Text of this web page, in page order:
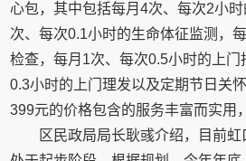
心包，其中包括每月4次、每次2小
次、每次0.1小时的生命体征监测，
检查，每月1次、每次0.5小时的上门
0.3小时的上门理发以及定期节日关
399元的价格包含的服务丰富而实用
区民政局局长耿彧介绍，目前